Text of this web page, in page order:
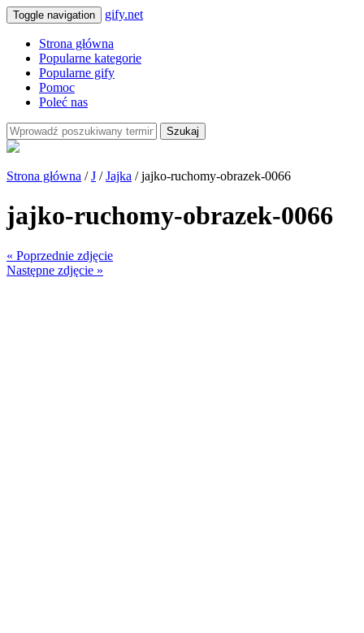
Toggle navigation gify.net
Strona główna
Popularne kategorie
Popularne gify
Pomoc
Poleć nas
Szukaj
Strona główna /J /Jajka / jajko-ruchomy-obrazek-0066
jajko-ruchomy-obrazek-0066
« Poprzednie zdjęcie
Następne zdjęcie »